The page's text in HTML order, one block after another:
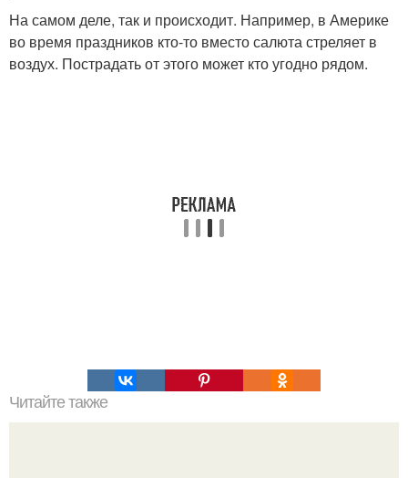
На самом деле, так и происходит. Например, в Америке
во время праздников кто-то вместо салюта стреляет в
воздух. Пострадать от этого может кто угодно рядом.
Читайте также